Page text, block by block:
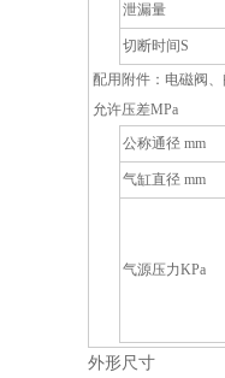
泄漏量
切断时间S
配用附件：电磁阀
允许压差MPa
公称通径 mm
气缸直径 mm
气源压力KPa
外形尺寸